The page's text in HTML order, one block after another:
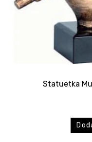
Statuetka